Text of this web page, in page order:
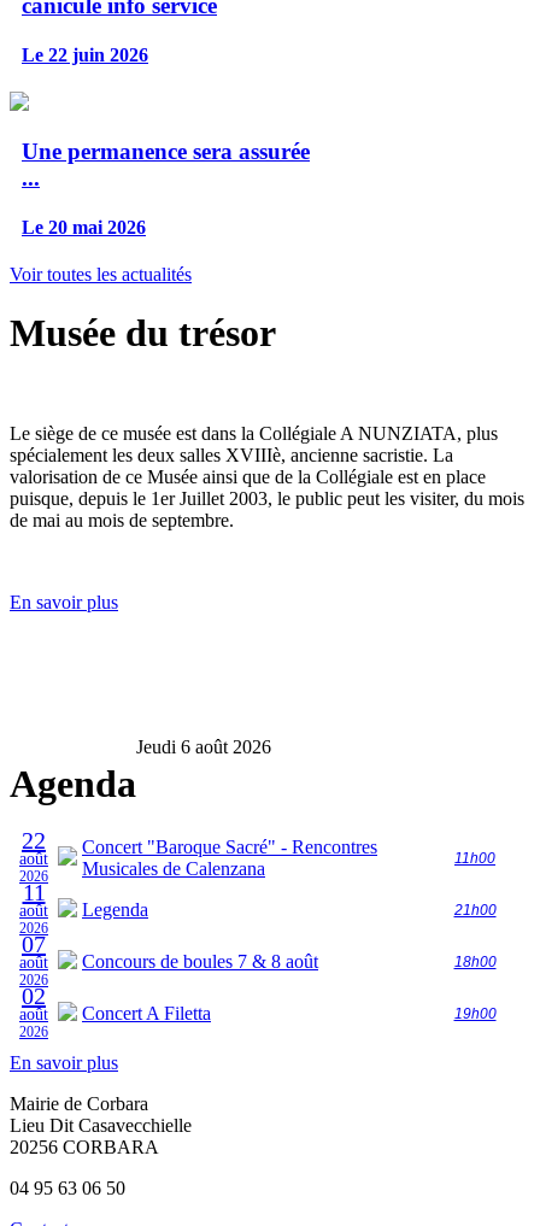
Le 22 juin 2026
Une permanence sera assurée
...
Le 20 mai 2026
Voir toutes les actualités
Musée du trésor
Le siège de ce musée est dans la Collégiale A NUNZIATA, plus
spécialement les deux salles XVIIIè, ancienne sacristie. La
valorisation de ce Musée ainsi que de la Collégiale est en place
puisque, depuis le 1er Juillet 2003, le public peut les visiter, du mois
de mai au mois de septembre.
En savoir plus
Agenda
Jeudi 6 août 2026
22
août
2026
Concert "Baroque Sacré" - Rencontres
Musicales de Calenzana
11h00
11
août
2026
Legenda 21h00
07
août
2026
Concours de boules 7 & 8 août 18h00
02
août
2026
Concert A Filetta 19h00
En savoir plus
Mairie de Corbara
Lieu Dit Casavecchielle
20256 CORBARA
04 95 63 06 50